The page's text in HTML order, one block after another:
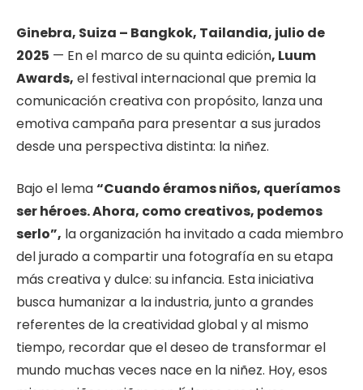
Ginebra, Suiza – Bangkok, Tailandia, julio de
2025 — En el marco de su quinta edición, Luum
Awards, el festival internacional que premia la
comunicación creativa con propósito, lanza una
emotiva campaña para presentar a sus jurados
desde una perspectiva distinta: la niñez.
Bajo el lema“Cuando éramos niños, queríamos
ser héroes. Ahora, como creativos, podemos
serlo”, la organización ha invitado a cada miembro
del jurado a compartir una fotografía en su etapa
más creativa y dulce: su infancia. Esta iniciativa
busca humanizar a la industria, junto a grandes
referentes de la creatividad global y al mismo
tiempo, recordar que el deseo de transformar el
mundo muchas veces nace en la niñez. Hoy, esos